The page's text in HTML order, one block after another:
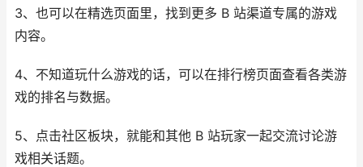
3、也可以在精选页面里，找到更多 B 站渠道专属的游戏
内容。
4、不知道玩什么游戏的话，可以在排行榜页面查看各类游
戏的排名与数据。
5、点击社区板块，就能和其他 B 站玩家一起交流讨论游
戏相关话题。